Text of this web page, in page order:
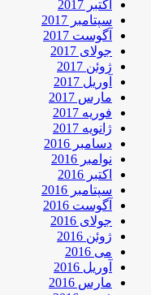
اکتبر 2017
سپتامبر 2017
آگوست 2017
جولای 2017
ژوئن 2017
آوریل 2017
مارس 2017
فوریه 2017
ژانویه 2017
دسامبر 2016
نوامبر 2016
اکتبر 2016
سپتامبر 2016
آگوست 2016
جولای 2016
ژوئن 2016
می 2016
آوریل 2016
مارس 2016